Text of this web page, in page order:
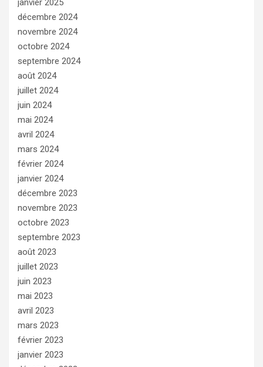
janvier 2025
décembre 2024
novembre 2024
octobre 2024
septembre 2024
août 2024
juillet 2024
juin 2024
mai 2024
avril 2024
mars 2024
février 2024
janvier 2024
décembre 2023
novembre 2023
octobre 2023
septembre 2023
août 2023
juillet 2023
juin 2023
mai 2023
avril 2023
mars 2023
février 2023
janvier 2023